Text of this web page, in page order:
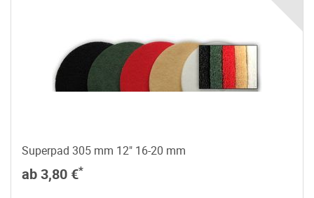
Superpad 305 mm 12" 16-20 mm
ab 3,80 €*